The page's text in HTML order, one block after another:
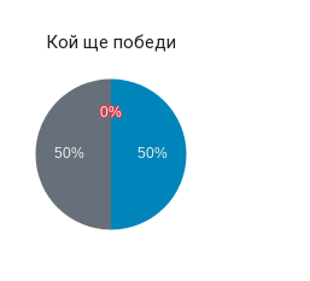
Кой ще победи